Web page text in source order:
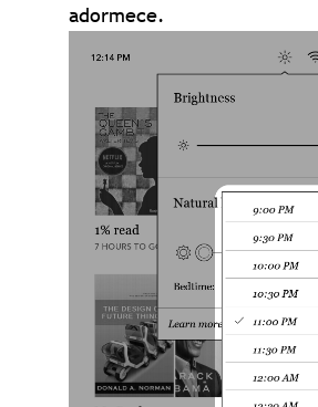
adormece.